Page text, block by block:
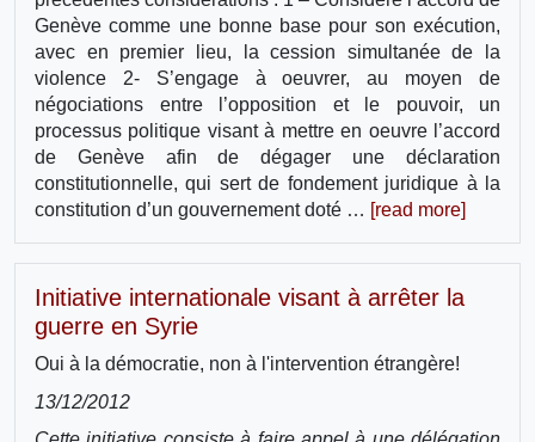
Genève comme une bonne base pour son exécution,
avec en premier lieu, la cession simultanée de la
violence 2- S’engage à oeuvrer, au moyen de
négociations entre l’opposition et le pouvoir, un
processus politique visant à mettre en oeuvre l’accord
de Genève afin de dégager une déclaration
constitutionnelle, qui sert de fondement juridique à la
constitution d’un gouvernement doté … [read more]
Initiative internationale visant à arrêter la
guerre en Syrie
Oui à la démocratie, non à l'intervention étrangère!
13/12/2012